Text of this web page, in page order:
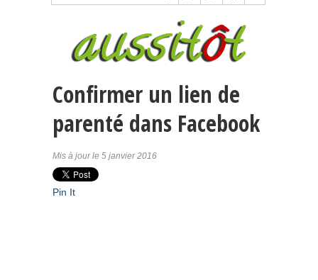
Confirmer un lien de
parenté dans Facebook
Mis à jour le 5 janvier 2016
Pin It